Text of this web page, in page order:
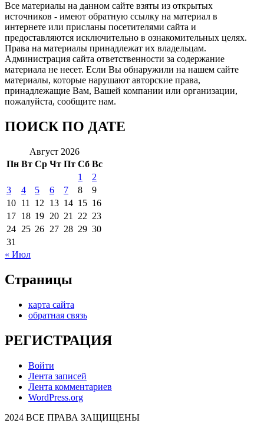
Все материалы на данном сайте взяты из открытых
источников - имеют обратную ссылку на материал в
интернете или присланы посетителями сайта и
предоставляются исключительно в ознакомительных целях.
Права на материалы принадлежат их владельцам.
Администрация сайта ответственности за содержание
материала не несет. Если Вы обнаружили на нашем сайте
материалы, которые нарушают авторские права,
принадлежащие Вам, Вашей компании или организации,
пожалуйста, сообщите нам.
ПОИСК ПО ДАТЕ
Август 2026
Пн Вт Ср Чт Пт Сб Вс
1
2
3
4 5 6 7 8
9
10 11 12 13 14 15 16
17 18 19 20 21 22 23
24 25 26 27 28 29 30
31
« Июл
Страницы
карта сайта
обратная связь
РЕГИСТРАЦИЯ
Войти
Лента записей
Лента комментариев
WordPress.org
2024 ВСЕ ПРАВА ЗАЩИЩЕНЫ